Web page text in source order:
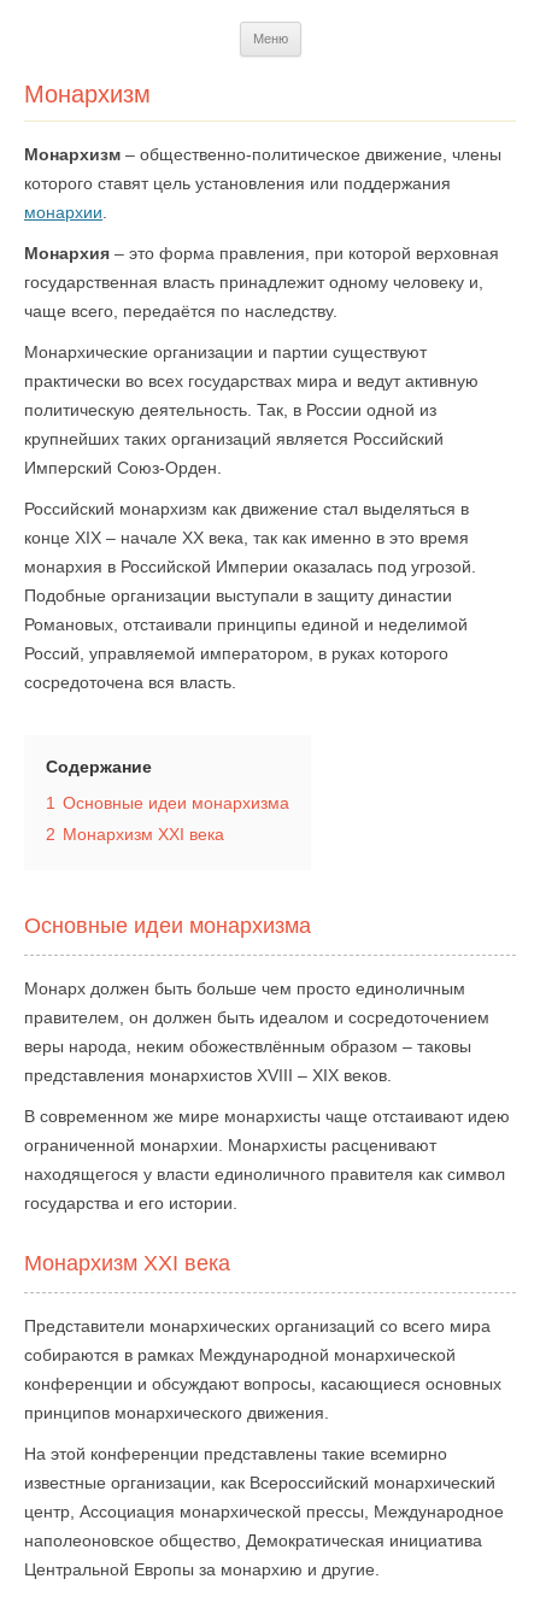
Меню
Монархизм
Монархизм – общественно-политическое движение, члены
которого ставят цель установления или поддержания
монархии
Монархия – это форма правления, при которой верховная
государственная власть принадлежит одному человеку и,
чаще всего, передаётся по наследству.
Монархические организации и партии существуют
практически во всех государствах мира и ведут активную
политическую деятельность. Так, в России одной из
крупнейших таких организаций является Российский
Имперский Союз-Орден.
Российский монархизм как движение стал выделяться в
конце XIX – начале XX века, так как именно в это время
монархия в Российской Империи оказалась под угрозой.
Подобные организации выступали в защиту династии
Романовых, отстаивали принципы единой и неделимой
Россий, управляемой императором, в руках которого
сосредоточена вся власть.
Содержание
1 Основные идеи монархизма
2 Монархизм XXI века
Основные идеи монархизма
Монарх должен быть больше чем просто единоличным
правителем, он должен быть идеалом и сосредоточением
веры народа, неким обожествлённым образом – таковы
представления монархистов XVIII – XIX веков.
В современном же мире монархисты чаще отстаивают идею
ограниченной монархии. Монархисты расценивают
находящегося у власти единоличного правителя как символ
государства и его истории.
Монархизм XXI века
Представители монархических организаций со всего мира
собираются в рамках Международной монархической
конференции и обсуждают вопросы, касающиеся основных
принципов монархического движения.
На этой конференции представлены такие всемирно
известные организации, как Всероссийский монархический
центр, Ассоциация монархической прессы, Международное
наполеоновское общество, Демократическая инициатива
Центральной Европы за монархию и другие.